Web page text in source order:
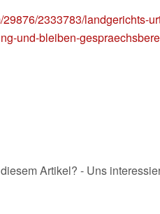
2333783/landgerichts-
und-bleiben-
Artikel? - Uns